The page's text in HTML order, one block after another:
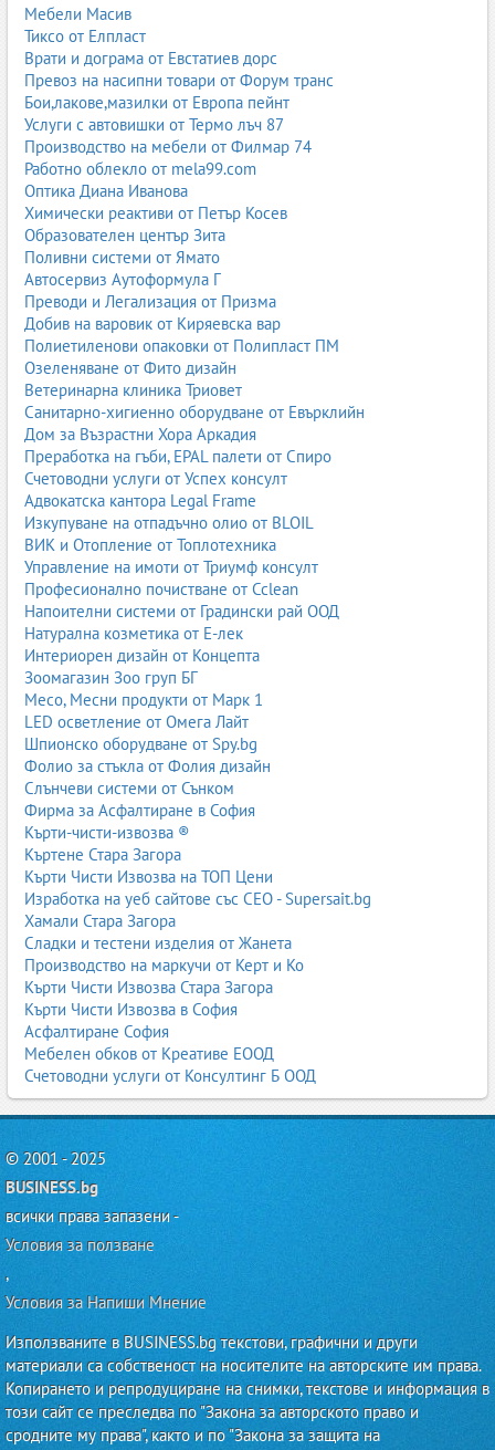
5. Наем на мотокари
Наемът на мотокари е изключително популярна услуга в
България, особено за фирми, които имат сезонни натоварвания,
временни проекти или не желаят да инвестират в собствена
техника. Наемът позволява гъвкавост, оптимизация на
разходите и достъп до модерни машини без големи
първоначални инвестиции.
5.1. Предимства на наема
Без първоначална инвестиция
плаща се само за периода на ползване;
Гъвкавост– наем за ден, седмица, месец или
дългосрочно;
Включена поддръжка– сервизът е ангажимент на
фирмата, която отдава машината;
Заместваща машина– при повреда се осигурява
резервен мотокар;
Достъп до модерни модели – без нужда от закупуване
на нова техника.
5.2. Видове мотокари под наем
електрокари;
газокари;
дизелови мотокари;
reach trucks;
стакери;
палетни колички;
специализирани машини за тесни коридори.
5.3. Подходящо за
логистични центрове;
търговски вериги;
производствени предприятия;
строителни фирми;
сезонни кампании (Коледа, Великден, Черен петък);
временни складове и проекти.
6. Сервиз и поддръжка на мотокари
Сервизната поддръжка е критично важна за безопасната и
ефективна работа на мотокарите. Редовната профилактика
намалява риска от аварии, удължава живота на машината и
гарантира безопасност за операторите.
6.1. Видове сервизни услуги
Профилактика– смяна на масла, филтри, ремъци,
проверка на хидравлика;
Диагностика– електронна диагностика, проверка на
контролери и сензори;
Ремонт– двигатели, хидравлика, трансмисия,
Спешен сервиз
Годишни технически прегледи
мотокари;
антистатични;
Ремонт на мачти
– вериги, ролки, цилиндри.
6.2. Мобилен сервиз
Много фирми предлагат мобилен сервиз, който посещава
клиента на място. Това спестява време и минимизира престоя
на машината.
6.3. Сервизни договори
Мебели Масив
Тиксо от Елпласт
Врати и дограма от Евстатиев дорс
Превоз на насипни товари от Форум транс
Бои,лакове,мазилки от Европа пейнт
Услуги с автовишки от Термо лъч 87
Производство на мебели от Филмар 74
Работно облекло от mela99.com
Оптика Диана Иванова
Химически реактиви от Петър Косев
Образователен център Зита
Поливни системи от Ямато
Автосервиз Аутоформула Г
Преводи и Легализация от Призма
Добив на варовик от Киряевска вар
Полиетиленови опаковки от Полипласт ПМ
Озеленяване от Фито дизайн
Ветеринарна клиника Триовет
Санитарно-хигиенно оборудване от Евърклийн
Дом за Възрастни Хора Аркадия
Преработка на гъби, EPAL палети от Спиро
Счетоводни услуги от Успех консулт
Адвокатска кантора Legal Frame
Изкупуване на отпадъчно олио от BLOIL
ВИК и Отопление от Топлотехника
Управление на имоти от Триумф консулт
Професионално почистване от Cclean
Напоителни системи от Градински рай ООД
Натурална козметика от Е-лек
Интериорен дизайн от Концепта
Зоомагазин Зоо груп БГ
Месо, Месни продукти от Марк 1
LED осветление от Омега Лайт
Шпионско оборудване от Spy.bg
Фолио за стъкла от Фолия дизайн
Слънчеви системи от Сънком
Фирма за Асфалтиране в София
Кърти-чисти-извозва ®
Къртене Стара Загора
Кърти Чисти Извозва на ТОП Цени
Изработка на уеб сайтове със СЕО - Supersait.bg
Хамали Стара Загора
Сладки и тестени изделия от Жанета
Производство на маркучи от Керт и Ко
Кърти Чисти Извозва Стара Загора
Кърти Чисти Извозва в София
Асфалтиране София
Мебелен обков от Креативе ЕООД
Счетоводни услуги от Консултинг Б ООД
© 2001 - 2025
BUSINESS.bg
всички права запазени -
Условия за ползване
,
Условия за Напиши Мнение
Използваните в BUSINESS.bg текстови, графични и други
материали са собственост на носителите на авторските им права.
Копирането и репродуциране на снимки, текстове и информация в
този сайт се преследва по "Закона за авторското право и
сродните му права", както и по "Закона за защита на